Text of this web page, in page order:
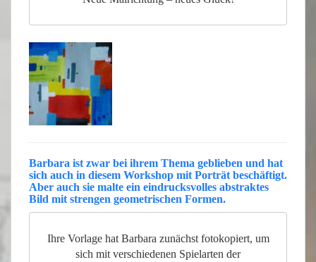
Barbara ist zwar bei ihrem Thema geblieben und hat
sich auch in diesem Workshop mit Porträt beschäftigt.
Aber auch sie malte ein eindrucksvolles abstraktes
Bild mit strengen geometrischen Formen.
Ihre Vorlage hat Barbara zunächst fotokopiert, um
sich mit verschiedenen Spielarten der